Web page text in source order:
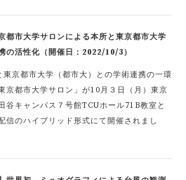
都市大学サロンによる本所と東京都市大学
の活性化（開催日：2022/10/3）
東京都市大学（都市大）との学術連携の一環
京都市大学サロン」が10月３日（月）東京
谷キャンパス７号館TCUホール71B教室と
信のハイブリッド形式にて開催されまし